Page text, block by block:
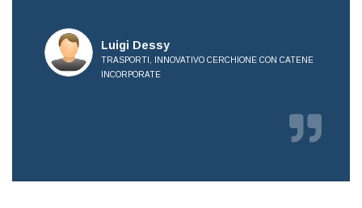
Luigi Dessy
TRASPORTI, INNOVATIVO CERCHIONE CON CATENE
INCORPORATE